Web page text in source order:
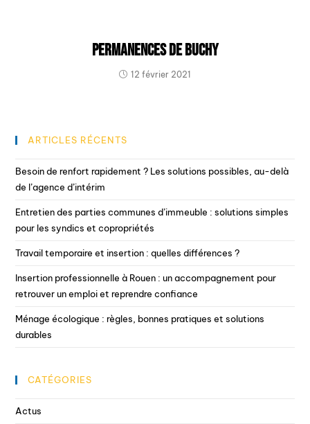
Permanences de Buchy
12 février 2021
ARTICLES RÉCENTS
Besoin de renfort rapidement ? Les solutions possibles, au-delà
de l’agence d’intérim
Entretien des parties communes d’immeuble : solutions simples
pour les syndics et copropriétés
Travail temporaire et insertion : quelles différences ?
Insertion professionnelle à Rouen : un accompagnement pour
retrouver un emploi et reprendre confiance
Ménage écologique : règles, bonnes pratiques et solutions
durables
CATÉGORIES
Actus